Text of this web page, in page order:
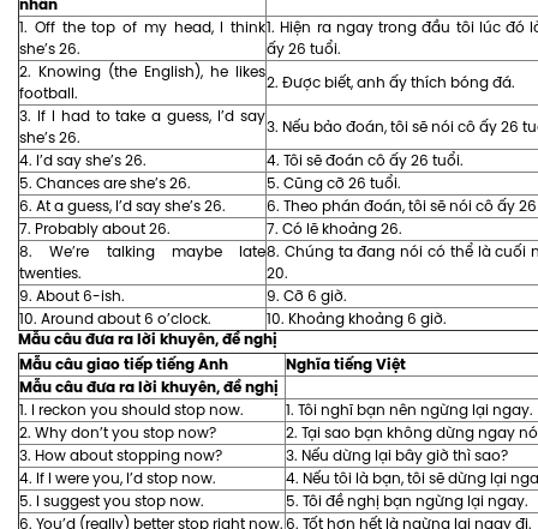
1. Off the top of my head, I think
she’s 26.
1. Hiện ra ngay trong đầu tôi lúc đó
ấy 26 tuổi.
2. Knowing (the English), he likes
football.
2. Được biết, anh ấy thích bóng đá.
3. If I had to take a guess, I’d say
she’s 26.
3. Nếu bảo đoán, tôi sẽ nói cô ấy 26
4. I’d say she’s 26.
4. Tôi sẽ đoán cô ấy 26 tuổi.
5. Chances are she’s 26.
5. Cũng cỡ 26 tuổi.
6. At a guess, I’d say she’s 26.
6. Theo phán đoán, tôi sẽ nói cô ấy
7. Probably about 26.
7. Có lẽ khoảng 26.
8. We’re talking maybe late
twenties.
8. Chúng ta đang nói có thể là cuối
20.
9. About 6-ish.
9. Cỡ 6 giờ.
10. Around about 6 o’clock.
10. Khoảng khoảng 6 giờ.
Mẫu câu đưa ra lời khuyên, đề nghị
Mẫu câu giao tiếp tiếng Anh
Nghĩa tiếng Việt
Mẫu câu đưa ra lời khuyên, đề nghị
1. I reckon you should stop now.
1. Tôi nghĩ bạn nên ngừng lại ngay.
2. Why don’t you stop now?
2. Tại sao bạn không dừng ngay
3. How about stopping now?
3. Nếu dừng lại bây giờ thì sao?
4. If I were you, I’d stop now.
4. Nếu tôi là bạn, tôi sẽ dừng lại
5. I suggest you stop now.
5. Tôi đề nghị bạn ngừng lại ngay.
6. You’d (really) better stop right now.6. Tốt hơn hết là ngừng lại ngay đi.